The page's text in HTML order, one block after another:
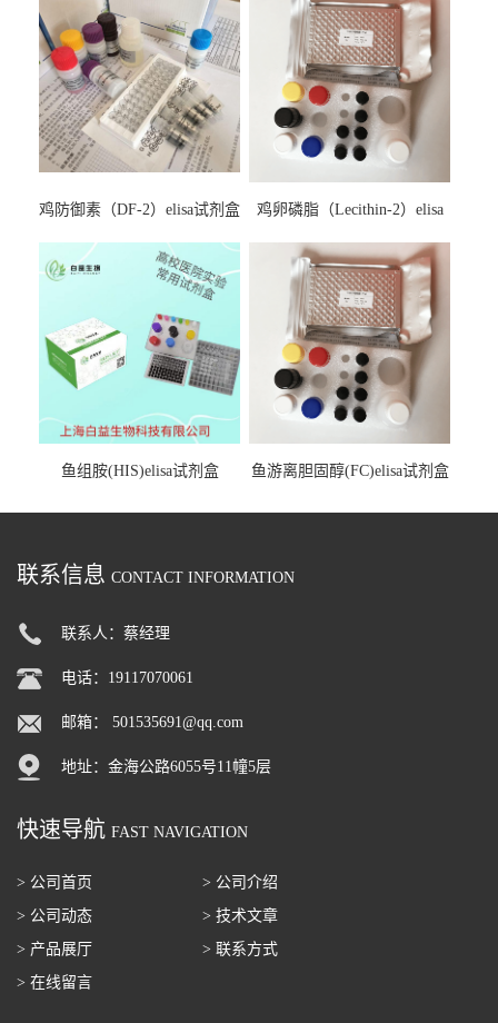
鸡防御素（DF-2）elisa试剂盒
鸡卵磷脂（Lecithin-2）elisa
鱼组胺(HIS)elisa试剂盒 鱼游离胆固醇(FC)elisa试剂盒
联系信息 CONTACT INFORMATION
联系人：蔡经理
电话：19117070061
邮箱： 501535691@qq.com
地址：金海公路6055号11幢5层
快速导航 FAST NAVIGATION
> 公司首页
> 公司介绍
> 公司动态
> 技术文章
> 产品展厅
> 联系方式
> 在线留言